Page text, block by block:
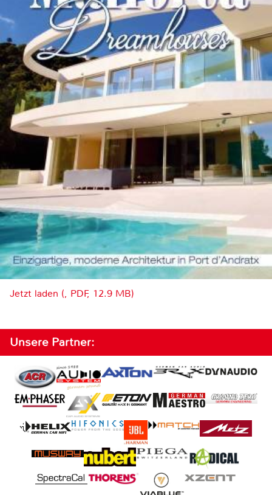
Jetzt laden (, PDF, 12.9 MB)
Unsere Partner: